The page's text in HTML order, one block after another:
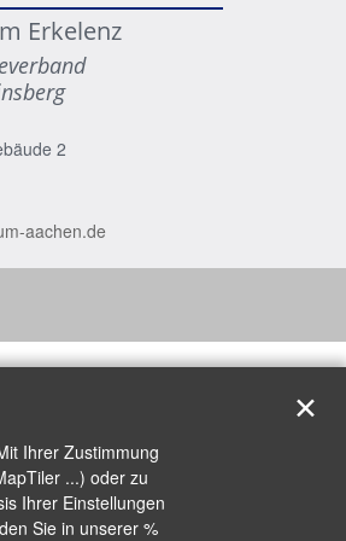
Erkelenz
2
aachen.de
Ihrer Zustimmung
...) oder zu
Ihrer Einstellungen
Sie in unserer %
✕